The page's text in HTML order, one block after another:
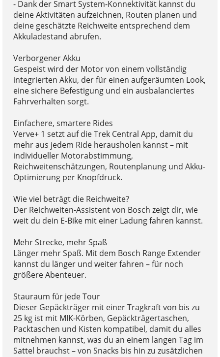
- Dank der Smart System-Konnektivität kannst du
deine Aktivitäten aufzeichnen, Routen planen und
deine geschätzte Reichweite entsprechend dem
Akkuladestand abrufen.
Verborgener Akku
Gespeist wird der Motor von einem vollständig
integrierten Akku, der für einen aufgeräumten Look,
eine sichere Befestigung und ein ausbalanciertes
Fahrverhalten sorgt.
Einfachere, smartere Rides
Verve+ 1 setzt auf die Trek Central App, damit du
mehr aus jedem Ride herausholen kannst – mit
individueller Motorabstimmung,
Reichweitenschätzungen, Routenplanung und Akku-
Optimierung per Knopfdruck.
Wie viel beträgt die Reichweite?
Der Reichweiten-Assistent von Bosch zeigt dir, wie
weit du dein E-Bike mit einer Ladung fahren kannst.
Mehr Strecke, mehr Spaß
Länger mehr Spaß. Mit dem Bosch Range Extender
kannst du länger und weiter fahren – für noch
größere Abenteuer.
Stauraum für jede Tour
Dieser Gepäckträger mit einer Tragkraft von bis zu
25 kg ist mit MIK-Körben, Gepäckträgertaschen,
Packtaschen und Kisten kompatibel, damit du alles
mitnehmen kannst, was du an einem langen Tag im
Sattel brauchst – von Snacks bis hin zu zusätzlichen